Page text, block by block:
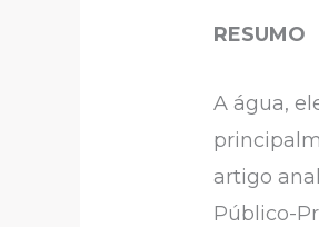
RESUMO
A água,
artigo
Público-